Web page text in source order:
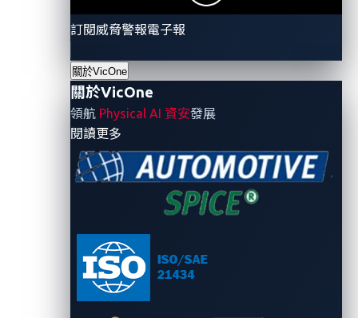
訂閱威脅警報電子報
關於VicOne
關於VicOne
領航 Physical AI 資安發展
閱讀更多
理）和ISO 24089（軟體更新工程）目前在主要市場中
逐漸形成需求，汽車產業受益於標準化的實施方法。這
些框架都有一樣的要求，要車廠在車輛的整個生命週期
間建立強大、健全的網路安全實踐和安全的軟體更新機
透過加入eSync聯盟，VicOne將貢獻其安全專業知識來
制定 OTA 更新框架的行業標準。此次最佳實踐的合作
開發除符合聯合國R155/R156的要求，同時促進了業界
在安全軟體更新方法方面的更廣泛協調。
Mike Gardner再次表示：「VicOne加入eSync對我們汽
車生態系統來說是一個重要的補強，車用資安專家與汽
車技術專家間的知識共享將提升整個產業的網路安全意